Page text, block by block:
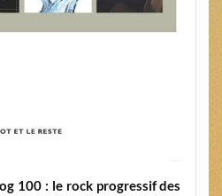
100 : le rock progressif des